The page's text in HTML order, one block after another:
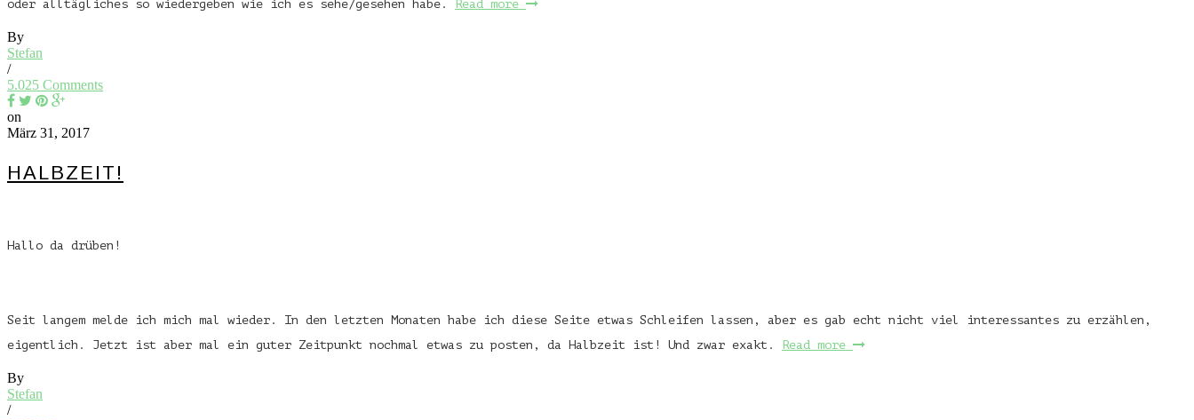
oder alltägliches so wiedergeben wie ich es sehe/gesehen habe.
Read more
By
Stefan
/
5.025 Comments
on
März 31, 2017
HALBZEIT!
Hallo da drüben!
Seit langem melde ich mich mal wieder. In den letzten Monaten habe ich diese Seite etwas Schleifen lassen, aber es gab echt nicht viel interessantes zu erzählen,
eigentlich. Jetzt ist aber mal ein guter Zeitpunkt nochmal etwas zu posten, da Halbzeit ist! Und zwar exakt.
Read more
By
Stefan
/